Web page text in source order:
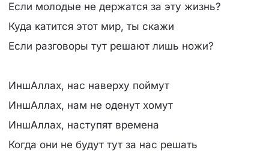
Если молодые не держатся за эту жизнь?
Куда катится этот мир, ты скажи
Если разговоры тут решают лишь ножи?
ИншАллах, нас наверху поймут
ИншАллах, нам не оденут хомут
ИншАллах, наступят времена
Когда они не будут тут за нас решать